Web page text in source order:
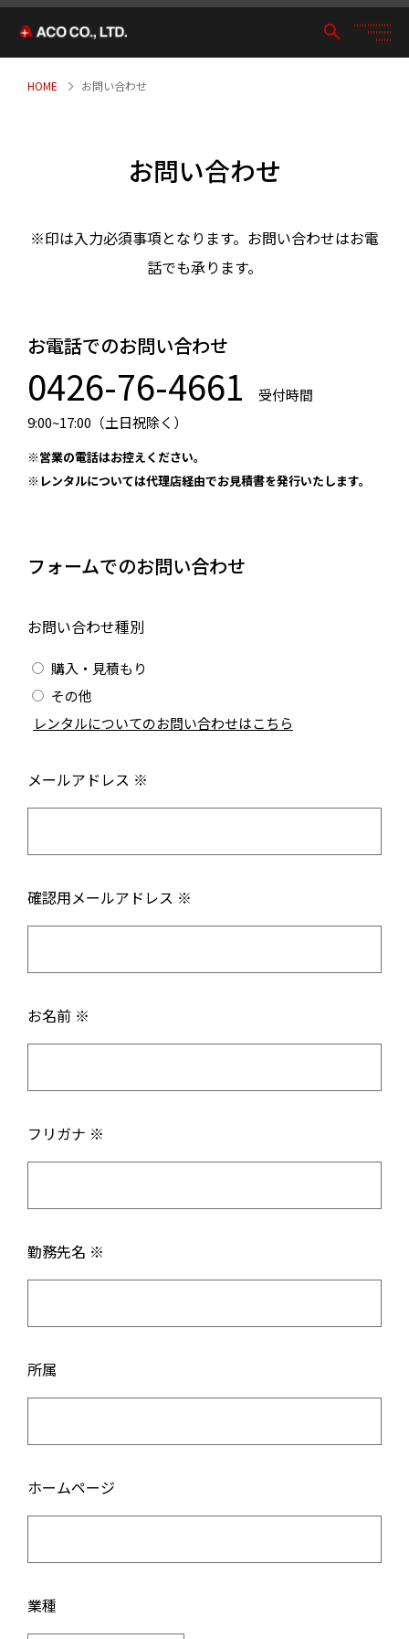
HOME お問い合わせ
お問い合わせ
※印は入力必須事項となります。お問い合わせはお電
話でも承ります。
お電話でのお問い合わせ
0426-76-4661
受付時間
9:00~17:00（土日祝除く）
※営業の電話はお控えください。
※レンタルについては代理店経由でお見積書を発行いたします。
フォームでのお問い合わせ
お問い合わせ種別
購入・見積もり
その他
レンタルについてのお問い合わせはこちら
メールアドレス ※
確認用メールアドレス ※
お名前 ※
フリガナ ※
勤務先名 ※
所属
ホームページ
業種